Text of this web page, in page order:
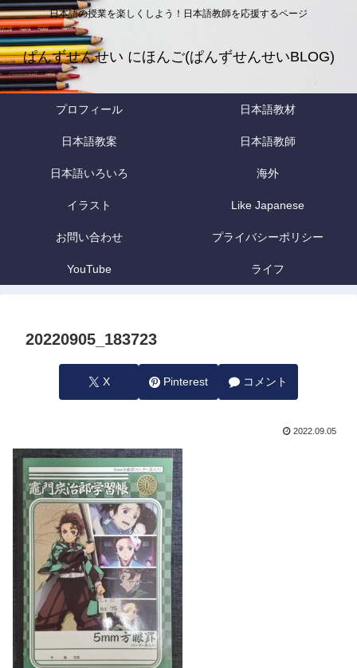
日本語の授業を楽しくしよう！日本語教師を応援するページ
ぱんずせんせい にほんご(ぱんずせんせいBLOG)
プロフィール 日本語教材
日本語教案 日本語教師
日本語いろいろ 海外
イラスト Like Japanese
お問い合わせ プライバシーポリシー
YouTube ライフ
20220905_183723
X Pinterest コメント
2022.09.05